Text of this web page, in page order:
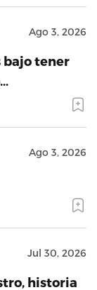
Ago 3, 2026
bajo tener
Ago 3, 2026
Jul 30, 2026
historia